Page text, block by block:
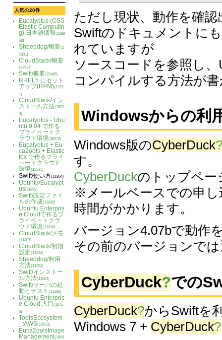
人気の20件
Eucalyptus (OSS
Elastic Computin
g) 日本語情報(2298
68)
Sheepdog/概要(2
4301)
CloudStack/概要
(23934)
Swift/概要(21446)
RHEL5 にセット
アップ(RPM)(1927
1)
CloudStack/イン
ストール方法(1622
3)
Eucalyptus - Ubu
ntu 9.04 で作る
プライベートク
ラウド環境(16072)
Eucalyptus + Eu
ca2ools + Elastic
fox で作るプライ
ベートクラウド
環境(15535)
Swift/使い方(11954)
Ubuntu/Eucalypt
us(11898)
Swift/設定ファイ
ルの作成(11830)
Ubuntu Enterpris
e Cloudで作るプ
ライベートクラ
ウド環境(11818)
CloudStack/メモ
(11407)
CloudStack/初期
設定(11344)
Sheepdog/利用
方法(11254)
Swift/インストー
ル方法(11204)
Swift/サーバの起
動とテスト(11196)
Ubuntu Enterpris
e Cloud 入門(1075
6)
ToolsEcosystem
_tAWS(10573)
Euca2oolsImage
Management(1056
ただし現状、動作を確
Swiftのドキュメントに
れていますが
ソースコードを参照し
コンパイルする方法が
Windowsからの利
Windows版のCyberDuck
す。
CyberDuckのトップペー
※メールベースでの申
時間がかかります。
バージョン4.07bで動作
その前のバージョンで
CyberDuck?での
CyberDuck?からSwiftを
Windows 7 + CyberDuck?